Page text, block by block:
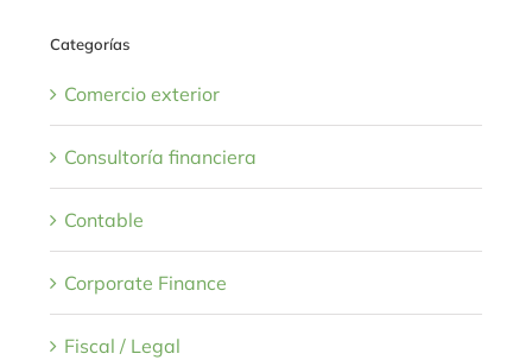
Categorías
Comercio exterior
Consultoría financiera
Contable
Corporate Finance
Fiscal / Legal